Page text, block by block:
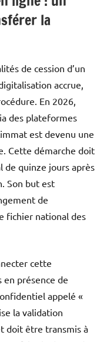
la
de cession d’un
accrue,
En 2026,
des plateformes
est devenu une
Cette démarche doit
de quinze jours après
Son but est
de
fichier national des
cette
en présence de
appelé «
la validation
doit être transmis à